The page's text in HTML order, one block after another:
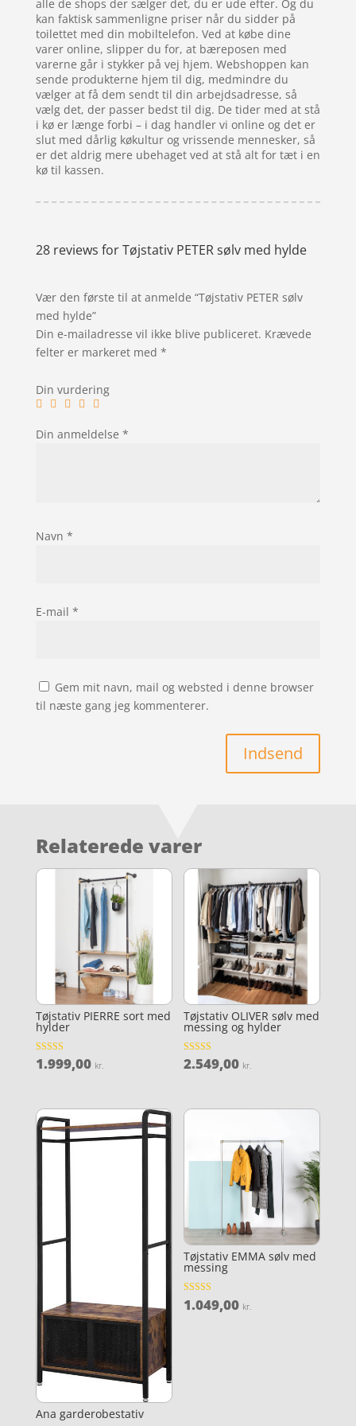
alle de shops der sælger det, du er ude efter. Og du
kan faktisk sammenligne priser når du sidder på
toilettet med din mobiltelefon. Ved at købe dine
varer online, slipper du for, at bæreposen med
varerne går i stykker på vej hjem. Webshoppen kan
sende produkterne hjem til dig, medmindre du
vælger at få dem sendt til din arbejdsadresse, så
vælg det, der passer bedst til dig. De tider med at stå
i kø er længe forbi – i dag handler vi online og det er
slut med dårlig køkultur og vrissende mennesker, så
er det aldrig mere ubehaget ved at stå alt for tæt i en
kø til kassen.
28 reviews forTøjstativ PETER sølv med hylde
Vær den første til at anmelde “Tøjstativ PETER sølv
med hylde”
Din e-mailadresse vil ikke blive publiceret. Krævede
felter er markeret med *
Din vurdering
Din anmeldelse *
Navn *
E-mail *
Gem mit navn, mail og websted i denne browser
til næste gang jeg kommenterer.
Indsend
Relaterede varer
Tøjstativ PIERRE sort med
hylder
Vurderet
4.1
1.999,00 kr.
Tøjstativ OLIVER sølv med
messing og hylder
Vurderet
4.6
2.549,00 kr.
Ana garderobestativ
Tøjstativ EMMA sølv med
messing
Vurderet
3.7
1.049,00 kr.